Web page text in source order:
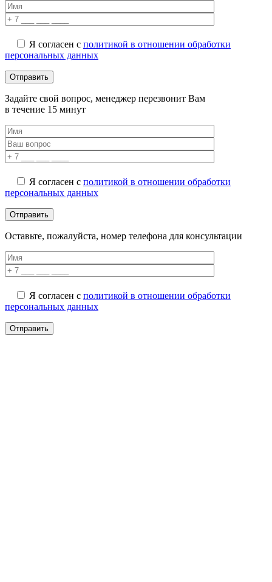
Я согласен с политикой в отношении обработки
персональных данных
Задайте свой вопрос, менеджер перезвонит Вам
в течение 15 минут
Я согласен с политикой в отношении обработки
персональных данных
Оставьте, пожалуйста, номер телефона для консультации
Я согласен с политикой в отношении обработки
персональных данных